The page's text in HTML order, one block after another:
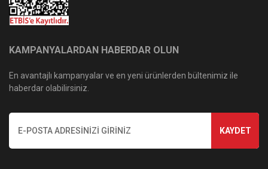
KAMPANYALARDAN HABERDAR OLUN
En avantajlı kampanyalar ve en yeni ürünlerden bültenimiz ile
haberdar olabilirsiniz.
KAYDET